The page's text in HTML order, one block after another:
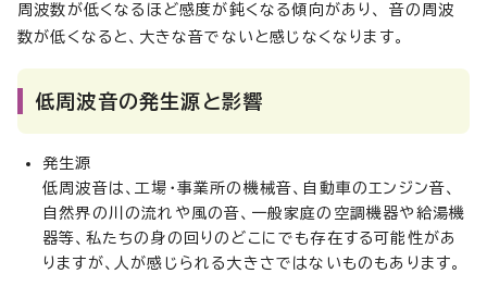
周波数が低くなるほど感度が鈍くなる傾向があり、 音の周波
数が低くなると、大きな音でないと感じなくなります。
低周波音の発生源と影響
発生源
低周波音は、工場・事業所の機械音、自動車のエンジン音、
自然界の川の流れや風の音、一般家庭の空調機器や給湯機
器等、私たちの身の回りのどこにでも存在する可能性があ
りますが、人が感じられる大きさではないものもあります。